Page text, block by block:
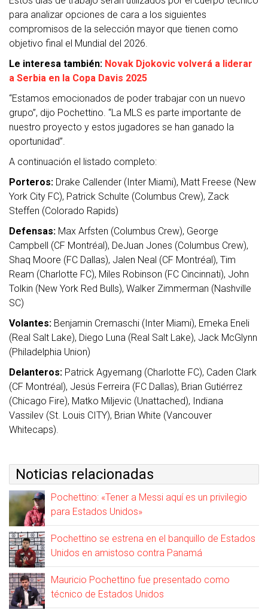
para analizar opciones de cara a los siguientes
compromisos de la selección mayor que tienen como
objetivo final el Mundial del 2026.
Le interesa también: Novak Djokovic volverá a liderar
a Serbia en la Copa Davis 2025
“Estamos emocionados de poder trabajar con un nuevo
grupo”, dijo Pochettino. “La MLS es parte importante de
nuestro proyecto y estos jugadores se han ganado la
oportunidad”.
A continuación el listado completo:
Porteros: Drake Callender (Inter Miami), Matt Freese (New
York City FC), Patrick Schulte (Columbus Crew), Zack
Steffen (Colorado Rapids)
Defensas: Max Arfsten (Columbus Crew), George
Campbell (CF Montréal), DeJuan Jones (Columbus Crew),
Shaq Moore (FC Dallas), Jalen Neal (CF Montréal), Tim
Ream (Charlotte FC), Miles Robinson (FC Cincinnati), John
Tolkin (New York Red Bulls), Walker Zimmerman (Nashville
SC)
Volantes: Benjamin Cremaschi (Inter Miami), Emeka Eneli
(Real Salt Lake), Diego Luna (Real Salt Lake), Jack McGlynn
(Philadelphia Union)
Delanteros: Patrick Agyemang (Charlotte FC), Caden Clark
(CF Montréal), Jesús Ferreira (FC Dallas), Brian Gutiérrez
(Chicago Fire), Matko Miljevic (Unattached), Indiana
Vassilev (St. Louis CITY), Brian White (Vancouver
Whitecaps).
Noticias relacionadas
Pochettino: «Tener a Messi aquí es un privilegio
para Estados Unidos»
Pochettino se estrena en el banquillo de Estados
Unidos en amistoso contra Panamá
Mauricio Pochettino fue presentado como
técnico de Estados Unidos